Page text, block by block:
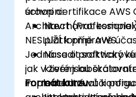
úrovni certifikace AWS
Architect
NESLUŽÍ k přípravě
Jedná se o praktický
jak v živém
implementovat
schopni:
Navrhovat
platformě AWS.
Nasadit
které jsou
a odolné vůči
Formát kurzu